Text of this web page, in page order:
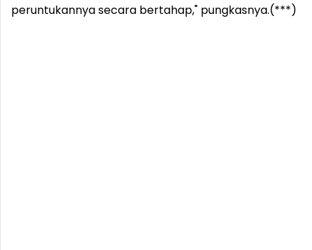
peruntukannya secara bertahap," pungkasnya.(***)